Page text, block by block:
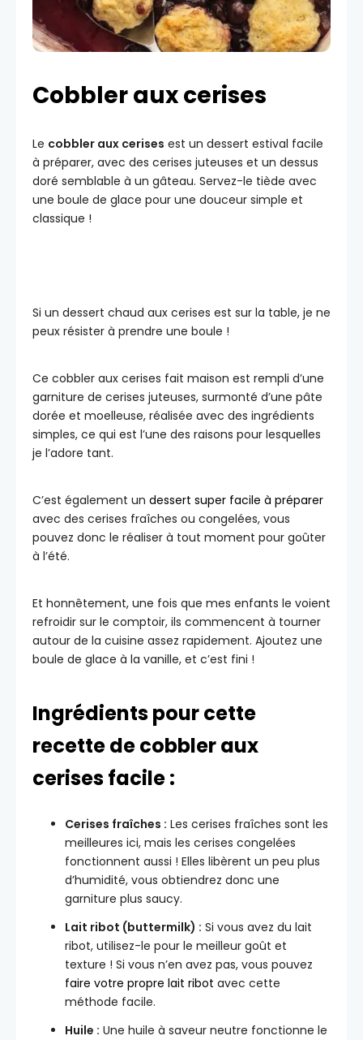
Cobbler aux cerises
Le cobbler aux cerises est un dessert estival facile
à préparer, avec des cerises juteuses et un dessus
doré semblable à un gâteau. Servez-le tiède avec
une boule de glace pour une douceur simple et
classique !
Si un dessert chaud aux cerises est sur la table, je ne
peux résister à prendre une boule !
Ce cobbler aux cerises fait maison est rempli d’une
garniture de cerises juteuses, surmonté d’une pâte
dorée et moelleuse, réalisée avec des ingrédients
simples, ce qui est l’une des raisons pour lesquelles
je l’adore tant.
C’est également un dessert super facile à préparer
avec des cerises fraîches ou congelées, vous
pouvez donc le réaliser à tout moment pour goûter
à l’été.
Et honnêtement, une fois que mes enfants le voient
refroidir sur le comptoir, ils commencent à tourner
autour de la cuisine assez rapidement. Ajoutez une
boule de glace à la vanille, et c’est fini !
Ingrédients pour cette
recette de cobbler aux
cerises facile :
Cerises fraîches : Les cerises fraîches sont les
meilleures ici, mais les cerises congelées
fonctionnent aussi ! Elles libèrent un peu plus
d’humidité, vous obtiendrez donc une
garniture plus saucy.
Lait ribot (buttermilk) : Si vous avez du lait
ribot, utilisez-le pour le meilleur goût et
texture ! Si vous n’en avez pas, vous pouvez
faire votre propre lait ribot avec cette
méthode facile.
Huile : Une huile à saveur neutre fonctionne le